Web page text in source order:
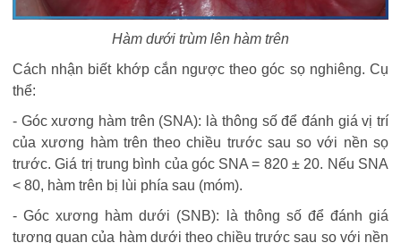
Hàm dưới trùm lên hàm trên
Cách nhận biết khớp cắn ngược theo góc sọ nghiêng. Cụ
thể:
- Góc xương hàm trên (SNA): là thông số để đánh giá vị trí
của xương hàm trên theo chiều trước sau so với nền sọ
trước. Giá trị trung bình của góc SNA = 820 ± 20. Nếu SNA
< 80, hàm trên bị lùi phía sau (móm).
- Góc xương hàm dưới (SNB): là thông số để đánh giá
tương quan của hàm dưới theo chiều trước sau so với nền